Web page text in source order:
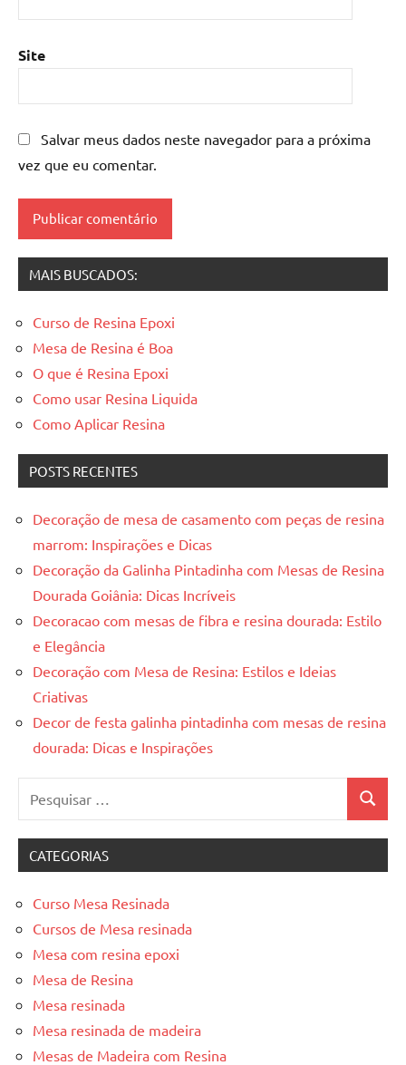
epoxi
mesa
de
mesas
resinadas
Site
Salvar meus dados neste navegador para a próxima
vez que eu comentar.
MAIS BUSCADOS:
Curso de Resina Epoxi
Mesa de Resina é Boa
O que é Resina Epoxi
Como usar Resina Liquida
Como Aplicar Resina
POSTS RECENTES
Decoração de mesa de casamento com peças de resina
marrom: Inspirações e Dicas
Decoração da Galinha Pintadinha com Mesas de Resina
Dourada Goiânia: Dicas Incríveis
Decoracao com mesas de fibra e resina dourada: Estilo
e Elegância
Decoração com Mesa de Resina: Estilos e Ideias
Criativas
Decor de festa galinha pintadinha com mesas de resina
dourada: Dicas e Inspirações
CATEGORIAS
Curso Mesa Resinada
Cursos de Mesa resinada
Mesa com resina epoxi
Mesa de Resina
Mesa resinada
Mesa resinada de madeira
Mesas de Madeira com Resina